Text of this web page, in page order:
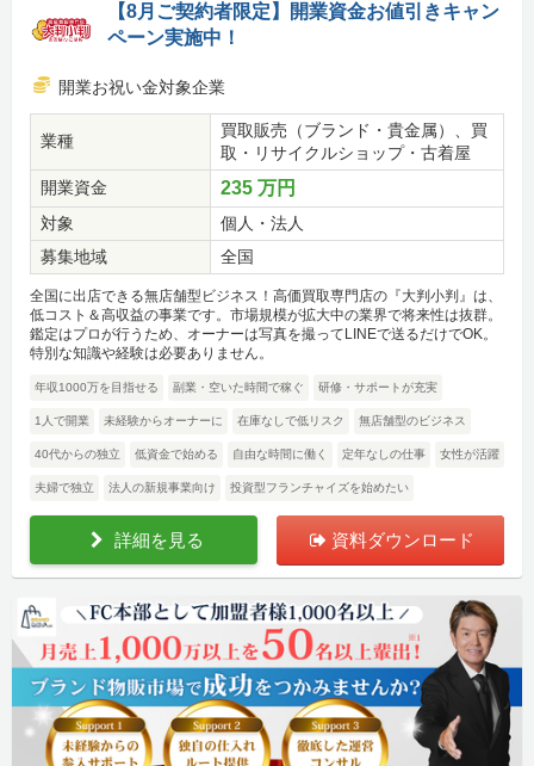
【8月ご契約者限定】開業資金お値引きキャン
ペーン実施中！
開業お祝い金対象企業
業種
買取販売（ブランド・貴金属）、買
取・リサイクルショップ・古着屋
開業資金
235 万円
対象
個人・法人
募集地域
全国
全国に出店できる無店舗型ビジネス！高価買取専門店の『大判小判』は、
低コスト＆高収益の事業です。市場規模が拡大中の業界で将来性は抜群。
鑑定はプロが行うため、オーナーは写真を撮ってLINEで送るだけでOK。
特別な知識や経験は必要ありません。
年収1000万を目指せる 副業・空いた時間で稼ぐ 研修・サポートが充実
1人で開業 未経験からオーナーに 在庫なしで低リスク 無店舗型のビジネス
40代からの独立 低資金で始める 自由な時間に働く 定年なしの仕事 女性が活躍
夫婦で独立 法人の新規事業向け 投資型フランチャイズを始めたい
詳細を見る 資料ダウンロード